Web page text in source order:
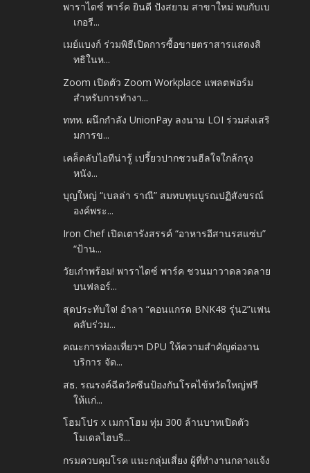
พาราไดซ์ พาร์ค ยินดี ปังสยาม สาขาใหม่ พบกับเบ
เกอรี...
เมย์แบงก์ ร่วมพิธีเปิดการซื้อขายตราสารแสดงสิ
ทธิในห...
Zoom เปิดตัว Zoom Workplace แพลตฟอร์ม
สำหรับการทำงา...
ททท. ผนึกกำลัง UnionPay ลงนาม LOI ร่วมส่งเสริ
มการข...
เคล็ดลับไอทีน่ารู้ เปรี้ยวปากชวนฮีลใจใกล้กรุง
หนัง...
บุญใหญ่ “เบลล่า ราณี” สมทบทุนบูรณปฏิสังขรณ์
องค์พระ...
Iron Chef เปิดเตารังสรรค์ “อาหารอีสานรสแซ่บ”
“ป้าน...
วัยเก๋าพร้อม! พาราไดซ์ พาร์ค ชวนมาวาดลวดลาย
บนฟลอร์...
สุดประทับใจ! อำลา “คอนแกรด BNK48 รุ่น2”แฟน
คลับร่วม...
คณะการท่องเที่ยวฯ DPU ให้ความสำคัญต่องาน
บริการ จัด...
สธ. รณรงค์ฉีดวัคซีนป้องกันโรคไข้หวัดใหญ่ฟรี
ให้แก่...
โฮมโปร x เมกาโฮม ทุ่ม 300 ล้านบาทเปิดตัว
โมเดลไฮบริ...
กรมควบคุมโรค แนะกลุ่มเสี่ยง ผู้ที่ทำงานกลางแจ้ง